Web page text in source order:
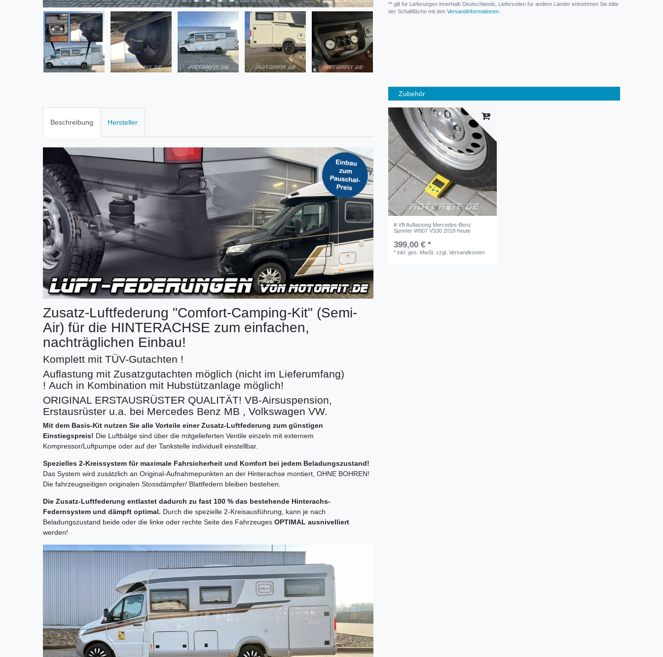
** gilt für Lieferungen innerhalb Deutschlands, Lieferzeiten für andere Länder entnehmen Sie bitte
der Schaltfläche mit den Versandinformationen
Beschreibung Hersteller
Zusatz-Luftfederung "Comfort-Camping-Kit" (Semi-
Air) für die HINTERACHSE zum einfachen,
nachträglichen Einbau!
Komplett mit TÜV-Gutachten !
Auflastung mit Zusatzgutachten möglich (nicht im Lieferumfang)
! Auch in Kombination mit Hubstützanlage möglich!
ORIGINAL ERSTAUSRÜSTER QUALITÄT! VB-Airsuspension,
Erstausrüster u.a. bei Mercedes Benz MB , Volkswagen VW.
Mit dem Basis-Kit nutzen Sie alle Vorteile einer Zusatz-Luftfederung zum günstigen
Einstiegspreis! Die Luftbälge sind über die mitgelieferten Ventile einzeln mit externem
Kompressor/Luftpumpe oder auf der Tankstelle individuell einstellbar.
Spezielles 2-Kreissystem für maximale Fahrsicherheit und Komfort bei jedem Beladungszustand!
Das System wird zusätzlich an Original-Aufnahmepunkten an der Hinterachse montiert, OHNE BOHREN!
Die fahrzeugseitigen originalen Stossdämpfer/ Blattfedern bleiben bestehen.
Die Zusatz-Luftfederung entlastet dadurch zu fast 100 % das bestehende Hinterachs-
Federnsystem und dämpft optimal. Durch die spezielle 2-Kreisausführung, kann je nach
Beladungszustand beide oder die linke oder rechte Seite des Fahrzeuges OPTIMAL ausnivelliert
werden!
Zubehör
# VB Auflastung Mercedes-Benz
Sprinter W907 VS30 2018-heute
399,00 € *
*inkl. ges. MwSt. zzgl.Versandkosten